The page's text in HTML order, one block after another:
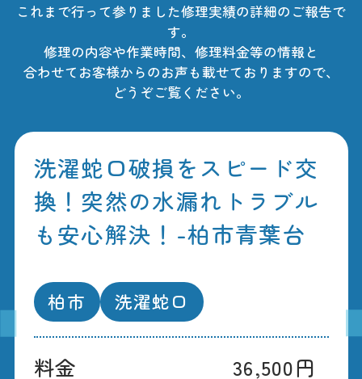
これまで行って参りました修理実績の詳細のご報告で
す。
修理の内容や作業時間、修理料金等の情報と
合わせてお客様からのお声も載せておりますので、
どうぞご覧ください。
洗濯蛇口破損をスピード交
換！突然の水漏れトラブル
も安心解決！-柏市青葉台
柏市 洗濯蛇口
料金 36,500円